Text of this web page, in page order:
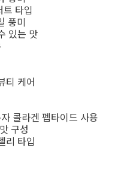
타입
풍미
있는 맛
티 케어
콜라겐 펩타이드 사용
구성
리 타입